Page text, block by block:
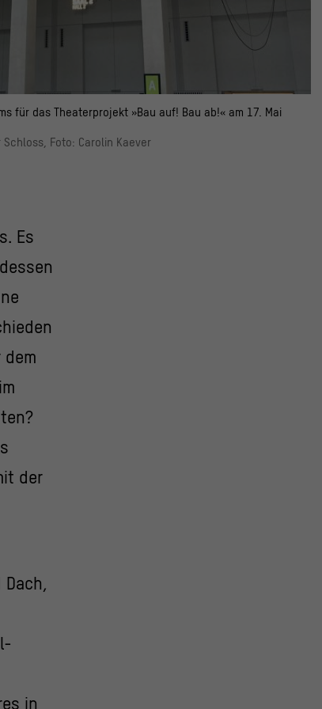
für das Theaterprojekt »Bau auf! Bau ab!« am 17. Mai
Foto: Carolin Kaever
Es
der
in